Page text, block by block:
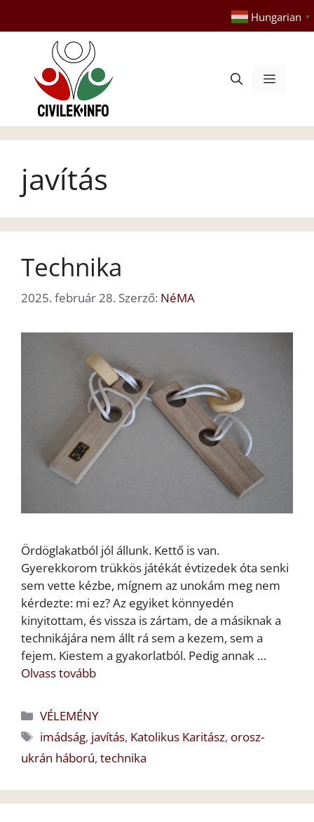
tartalomba
Hungarian ▼
Menü
javítás
Technika
2025. február 28. Szerző: NéMA
Ördöglakatból jól állunk. Kettő is van.
Gyerekkorom trükkös játékát évtizedek óta senki
sem vette kézbe, mígnem az unokám meg nem
kérdezte: mi ez? Az egyiket könnyedén
kinyitottam, és vissza is zártam, de a másiknak a
technikájára nem állt rá sem a kezem, sem a
fejem. Kiestem a gyakorlatból. Pedig annak …
Olvass tovább
Kategória
VÉLEMÉNY
Címkék
imádság, javítás, Katolikus Karitász, orosz-
ukrán háború, technika